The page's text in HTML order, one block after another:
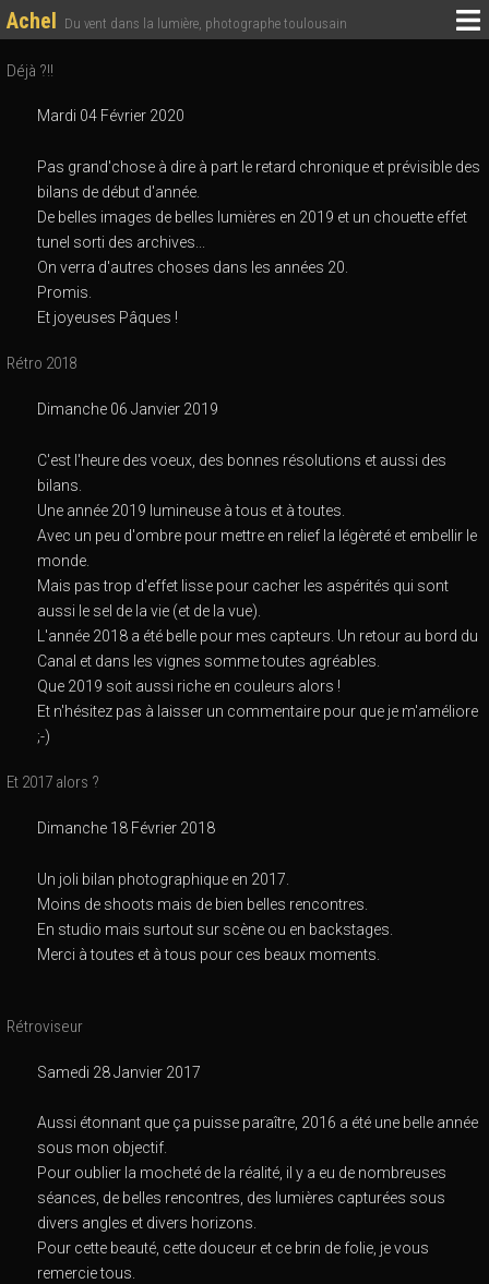
Achel Du vent dans la lumière, photographe toulousain
Déjà ?!!
Mardi 04 Février 2020
Pas grand'chose à dire à part le retard chronique et prévisible des
bilans de début d'année.
De belles images de belles lumières en 2019 et un chouette effet
tunel sorti des archives...
On verra d'autres choses dans les années 20.
Promis.
Et joyeuses Pâques !
Rétro 2018
Dimanche 06 Janvier 2019
C'est l'heure des voeux, des bonnes résolutions et aussi des
bilans.
Une année 2019 lumineuse à tous et à toutes.
Avec un peu d'ombre pour mettre en relief la légèreté et embellir le
monde.
Mais pas trop d'effet lisse pour cacher les aspérités qui sont
aussi le sel de la vie (et de la vue).
L'année 2018 a été belle pour mes capteurs. Un retour au bord du
Canal et dans les vignes somme toutes agréables.
Que 2019 soit aussi riche en couleurs alors !
Et n'hésitez pas à laisser un commentaire pour que je m'améliore
;-)
Et 2017 alors ?
Dimanche 18 Février 2018
Un joli bilan photographique en 2017.
Moins de shoots mais de bien belles rencontres.
En studio mais surtout sur scène ou en backstages.
Merci à toutes et à tous pour ces beaux moments.
Rétroviseur
Samedi 28 Janvier 2017
Aussi étonnant que ça puisse paraître, 2016 a été une belle année
sous mon objectif.
Pour oublier la mocheté de la réalité, il y a eu de nombreuses
séances, de belles rencontres, des lumières capturées sous
divers angles et divers horizons.
Pour cette beauté, cette douceur et ce brin de folie, je vous
remercie tous.